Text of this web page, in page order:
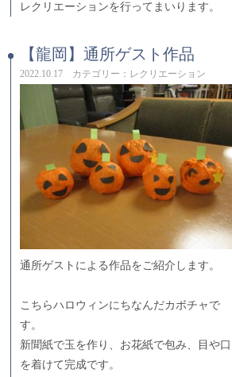
レクリエーションを行ってまいります。
【龍岡】通所ゲスト作品
2022.10.17 カテゴリー：レクリエーション
通所ゲストによる作品をご紹介します。
こちらハロウィンにちなんだカボチャで
す。
新聞紙で玉を作り、お花紙で包み、目や口
を着けて完成です。